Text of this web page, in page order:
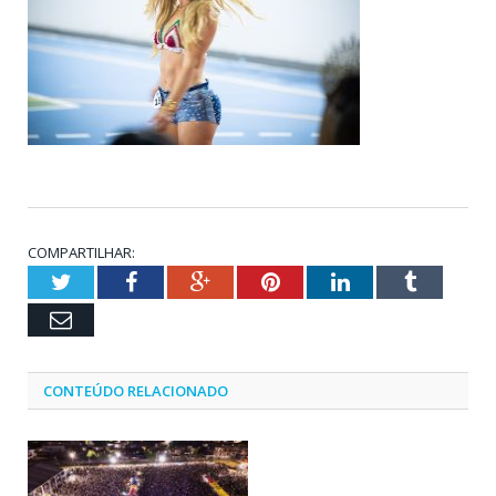
COMPARTILHAR:
TwitterFacebookGoogle+PinterestLinkedInTumblr
Email
CONTEÚDO RELACIONADO